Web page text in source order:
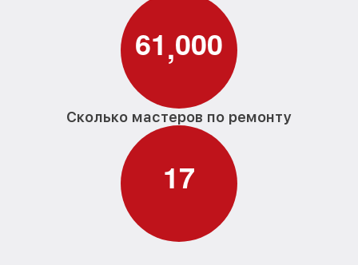
61,000
Сколько мастеров по ремонту
17